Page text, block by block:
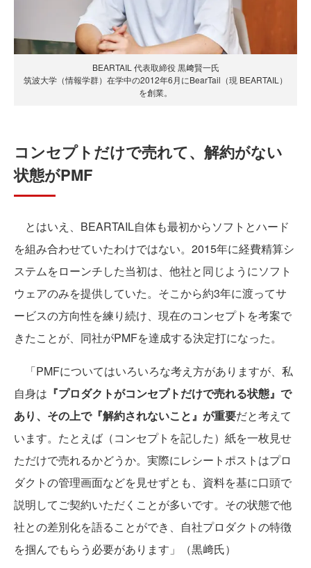
BEARTAIL 代表取締役 黒﨑賢一氏
筑波大学（情報学群）在学中の2012年6月にBearTail（現 BEARTAIL）
を創業。
コンセプトだけで売れて、解約がない
状態がPMF
とはいえ、BEARTAIL自体も最初からソフトとハード
を組み合わせていたわけではない。2015年に経費精算シ
ステムをローンチした当初は、他社と同じようにソフト
ウェアのみを提供していた。そこから約3年に渡ってサ
ービスの方向性を練り続け、現在のコンセプトを考案で
きたことが、同社がPMFを達成する決定打になった。
「PMFについてはいろいろな考え方がありますが、私
自身は 『プロダクトがコンセプトだけで売れる状態』で
あり、その上で『解約されないこと』が重要だと考えて
います。たとえば（コンセプトを記した）紙を一枚見せ
ただけで売れるかどうか。実際にレシートポストはプロ
ダクトの管理画面などを見せずとも、資料を基に口頭で
説明してご契約いただくことが多いです。その状態で他
社との差別化を語ることができ、自社プロダクトの特徴
を掴んでもらう必要があります」（黒﨑氏）